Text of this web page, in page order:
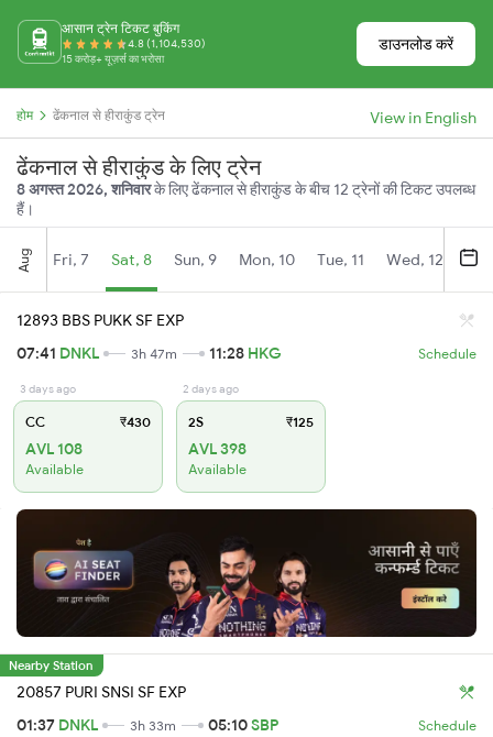
आसान ट्रेन टिकट बुकिंग
4.8 (1,104,530)
15 करोड़+ यूज़र्स का भरोसा
डाउनलोड करें
होम ढेंकनाल से हीराकुंड ट्रेन View in English
ढेंकनाल से हीराकुंड के लिए ट्रेन
8 अगस्त 2026, शनिवारके लिए ढेंकनाल से हीराकुंड के बीच 12 ट्रेनों की टिकट उपलब्ध
हैं।
Aug Fri, 7 Sat, 8 Sun, 9 Mon, 10 Tue, 11 Wed, 12
12893 BBS PUKK SF EXP
07:41 DNKL 3h 47m 11:28 HKG Schedule
3 days ago
CC ₹430
AVL 108
Available
2 days ago
2S ₹125
AVL 398
Available
Nearby Station
20857 PURI SNSI SF EXP
01:37 DNKL 3h 33m 05:10SBP Schedule